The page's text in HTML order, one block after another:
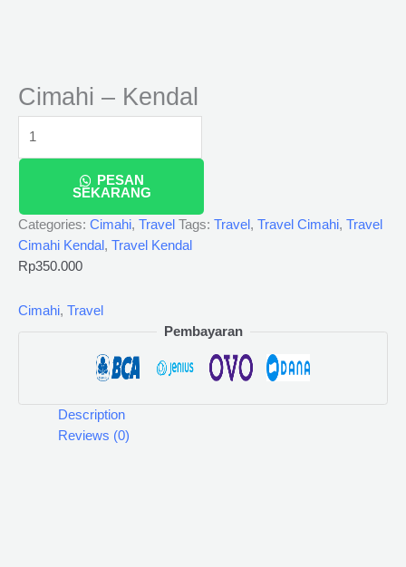
Cimahi – Kendal
PESAN
SEKARANG
Categories: Cimahi, Travel Tags: Travel , Travel Cimahi, Travel
Cimahi Kendal , Travel Kendal
Rp350.000
Cimahi, Travel
Pembayaran
Description
Reviews (0)